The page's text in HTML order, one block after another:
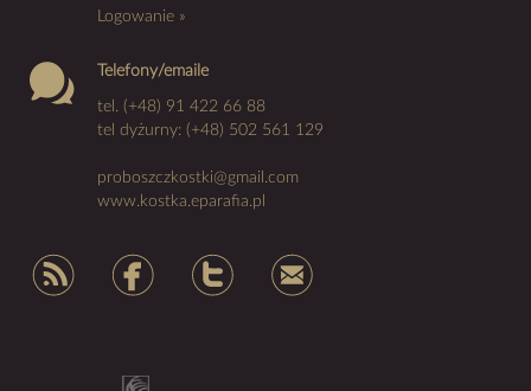
Logowanie »
Telefony/emaile
tel. (+48) 91 422 66 88
tel dyżurny: (+48) 502 561 129
proboszczkostki@gmail.com
www.kostka.eparafia.pl